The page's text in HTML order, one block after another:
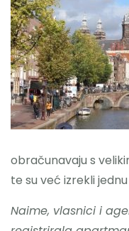
obračunavaju s
te su već izrekli
Naime, vlasnici i